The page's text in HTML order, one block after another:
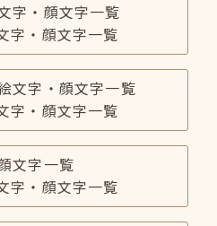
字・顔文字一覧
字・顔文字一覧
文字・顔文字一覧
字・顔文字一覧
文字一覧
字・顔文字一覧